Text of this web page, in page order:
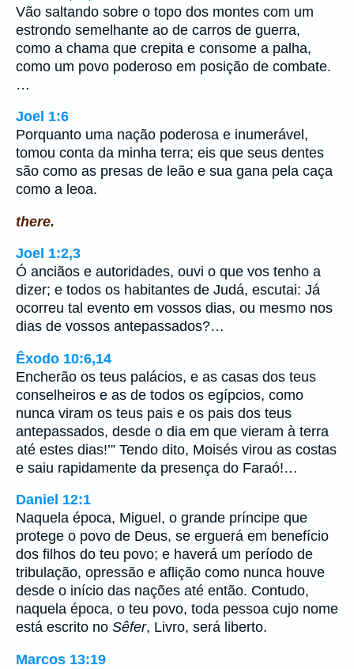
Vão saltando sobre o topo dos montes com um
estrondo semelhante ao de carros de guerra,
como a chama que crepita e consome a palha,
como um povo poderoso em posição de combate.
…
Joel 1:6
Porquanto uma nação poderosa e inumerável,
tomou conta da minha terra; eis que seus dentes
são como as presas de leão e sua gana pela caça
como a leoa.
there.
Joel 1:2,3
Ó anciãos e autoridades, ouvi o que vos tenho a
dizer; e todos os habitantes de Judá, escutai: Já
ocorreu tal evento em vossos dias, ou mesmo nos
dias de vossos antepassados?…
Êxodo 10:6,14
Encherão os teus palácios, e as casas dos teus
conselheiros e as de todos os egípcios, como
nunca viram os teus pais e os pais dos teus
antepassados, desde o dia em que vieram à terra
até estes dias!’” Tendo dito, Moisés virou as costas
e saiu rapidamente da presença do Faraó!…
Daniel 12:1
Naquela época, Miguel, o grande príncipe que
protege o povo de Deus, se erguerá em benefício
dos filhos do teu povo; e haverá um período de
tribulação, opressão e aflição como nunca houve
desde o início das nações até então. Contudo,
naquela época, o teu povo, toda pessoa cujo nome
está escrito no Sêfer, Livro, será liberto.
Marcos 13:19